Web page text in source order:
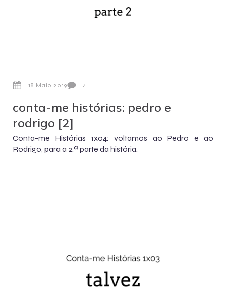
18 Maio 2019 4
conta-me histórias: pedro e
rodrigo [2]
Conta-me Histórias 1x04: voltamos ao Pedro e ao
Rodrigo, para a 2.ª parte da história.